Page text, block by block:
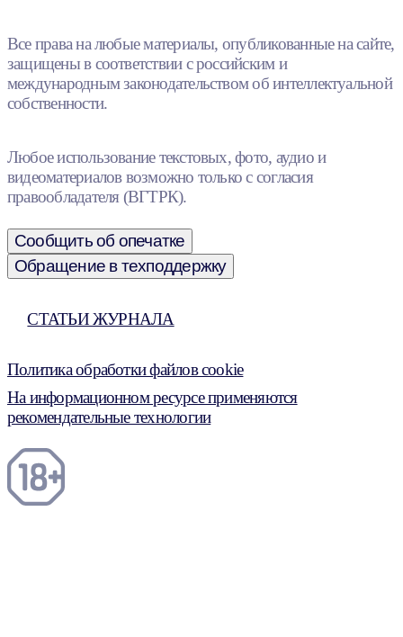
Все права на любые материалы, опубликованные на сайте,
защищены в соответствии с российским и
международным законодательством об интеллектуальной
собственности.
Любое использование текстовых, фото, аудио и
видеоматериалов возможно только с согласия
правообладателя (ВГТРК).
Сообщить об опечатке
Обращение в техподдержку
СТАТЬИ ЖУРНАЛА
Политика обработки файлов cookie
На информационном ресурсе применяются
рекомендательные технологии